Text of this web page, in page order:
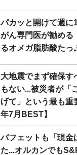
パカッと開けて週に
がん専門医が勧める
るオメガ脂肪酸たっ
大地震でまず確保す
もない...被災者が「
げて」という最も重
年7月BEST】
バフェットも「現金
た...オルカンでも